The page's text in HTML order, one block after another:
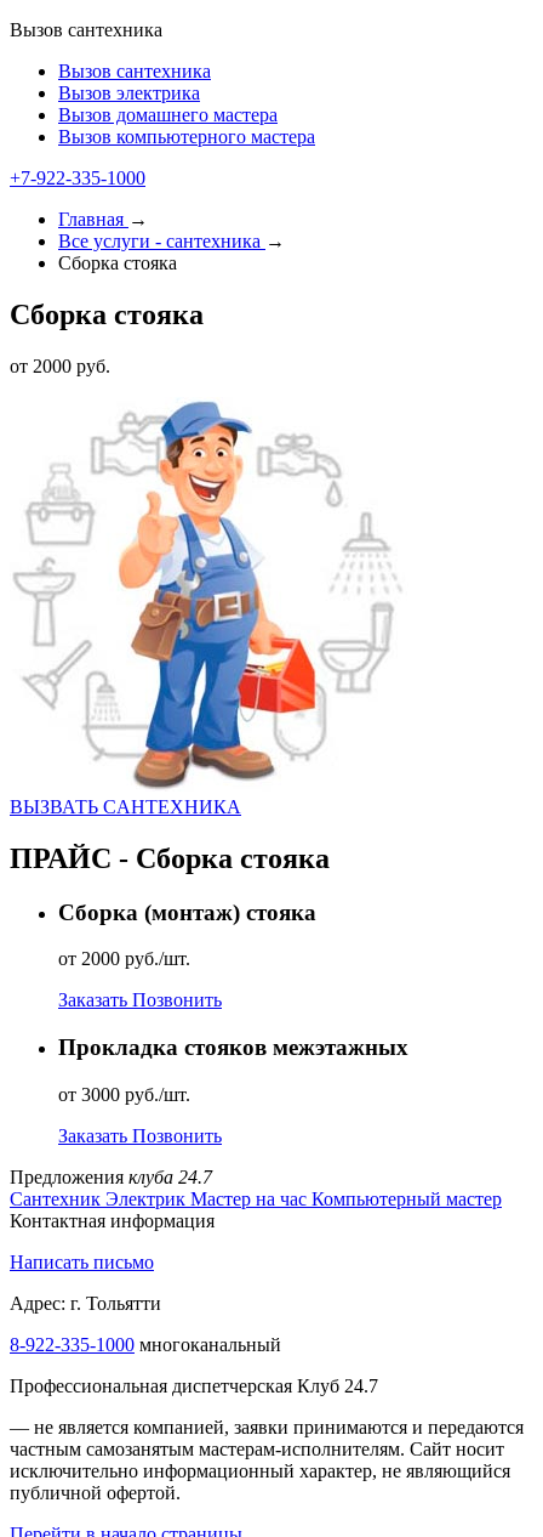
Вызов сантехника
Вызов сантехника
Вызов электрика
Вызов домашнего мастера
Вызов компьютерного мастера
+7-922-335-1000
Главная →
Все услуги - cантехника →
Сборка стояка
Сборка стояка
от 2000 руб.
ВЫЗВАТЬ CАНТЕХНИКА
ПРАЙС - Сборка стояка
Сборка (монтаж) стояка
от 2000 руб./шт.
Заказать Позвонить
Прокладка стояков межэтажных
от 3000 руб./шт.
Заказать Позвонить
Предложения клуба 24.7
Сантехник Электрик Мастер на час Компьютерный мастер
Контактная информация
Написать письмо
Адрес: г. Тольятти
8-922-335-1000 многоканальный
Профессиональная диспетчерская Клуб 24.7
— не является компанией, заявки принимаются и передаются
частным самозанятым мастерам‑исполнителям. Сайт носит
исключительно информационный характер, не являющийся
публичной офертой.